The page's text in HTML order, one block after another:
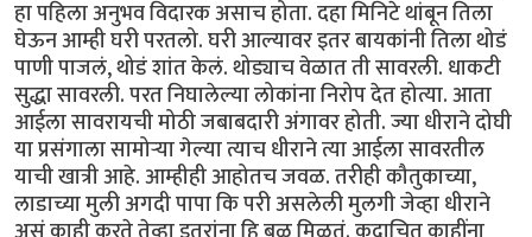
हा पहिला अनुभव विदारक असाच होता. दहा मिनिटे थांबून तिला
घेऊन आम्ही घरी परतलो. घरी आल्यावर इतर बायकांनी तिला थोडं
पाणी पाजलं, थोडं शांत केलं. थोड्याच वेळात ती सावरली. धाकटी
सुद्धा सावरली. परत निघालेल्या लोकांना निरोप देत होत्या. आता
आईला सावरायची मोठी जबाबदारी अंगावर होती. ज्या धीराने दोघी
या प्रसंगाला सामोऱ्या गेल्या त्याच धीराने त्या आईला सावरतील
याची खात्री आहे. आम्हीही आहोतच जवळ. तरीही कौतुकाच्या,
लाडाच्या मुली अगदी पापा कि परी असलेली मुलगी जेव्हा धीराने